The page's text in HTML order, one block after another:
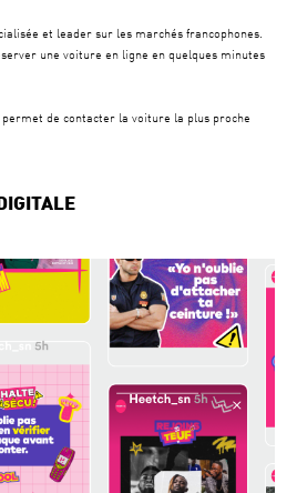
et leader sur les marchés francophones.
une voiture en ligne en quelques minutes
de contacter la voiture la plus proche